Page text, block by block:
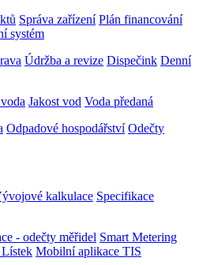
Správa zařízení Plán financování
systém
Údržba a revize Dispečink Denní
Jakost vod Voda předaná
Odpadové hospodářství Odečty
kalkulace Specifikace
- odečty měřidel Smart Metering
Mobilní aplikace TIS